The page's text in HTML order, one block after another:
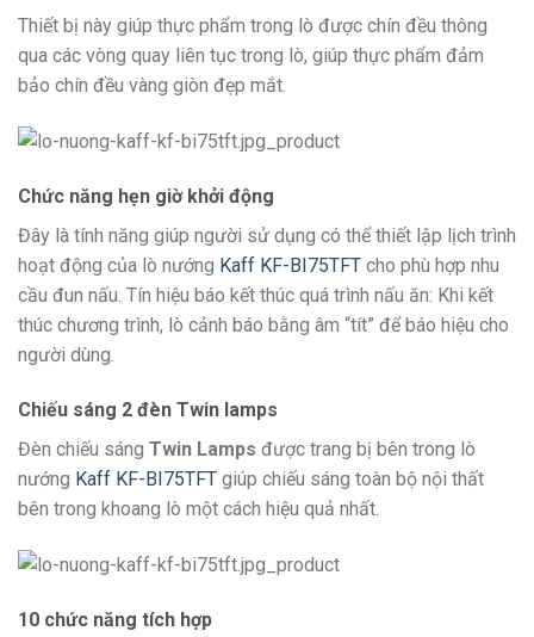
Thiết bị này giúp thực phẩm trong lò được chín đều thông
qua các vòng quay liên tục trong lò, giúp thực phẩm đảm
bảo chín đều vàng giòn đẹp mắt.
Chức năng hẹn giờ khởi động
Đây là tính năng giúp người sử dụng có thể thiết lập lịch trình
hoạt động của lò nướng Kaff KF-BI75TFT cho phù hợp nhu
cầu đun nấu. Tín hiệu báo kết thúc quá trình nấu ăn: Khi kết
thúc chương trình, lò cảnh báo bằng âm “tít” để báo hiệu cho
người dùng.
Chiếu sáng 2 đèn Twin lamps
Đèn chiếu sáng Twin Lamps được trang bị bên trong lò
nướng Kaff KF-BI75TFT giúp chiếu sáng toàn bộ nội thất
bên trong khoang lò một cách hiệu quả nhất.
10 chức năng tích hợp